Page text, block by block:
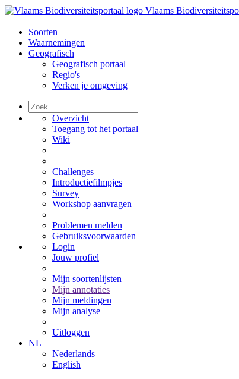
Vlaams
Soorten
Waarnemingen
Geografisch
Geografisch portaal
Regio's
Verken je omgeving
Overzicht
Toegang tot het portaal
Wiki
Challenges
Introductiefilmpjes
Survey
Workshop aanvragen
Problemen melden
Gebruiksvoorwaarden
Login
Jouw profiel
Mijn soortenlijsten
Mijn annotaties
Mijn meldingen
Mijn analyse
Uitloggen
NL
Nederlands
English